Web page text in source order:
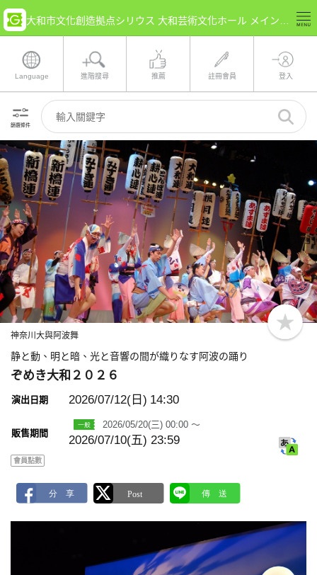
Language 進階搜尋 推薦 註冊會員 登入
篩選條件
b
o
神奈川大與阿波舞
静と動、明と暗、光と音響の間が織りなす阿波の踊り
ぞめき大和２０２６
演出日期 2026/07/12(日) 14:30
販售期間
2026/05/20(三) 00:00 ～
2026/07/10(五) 23:59
會員點數